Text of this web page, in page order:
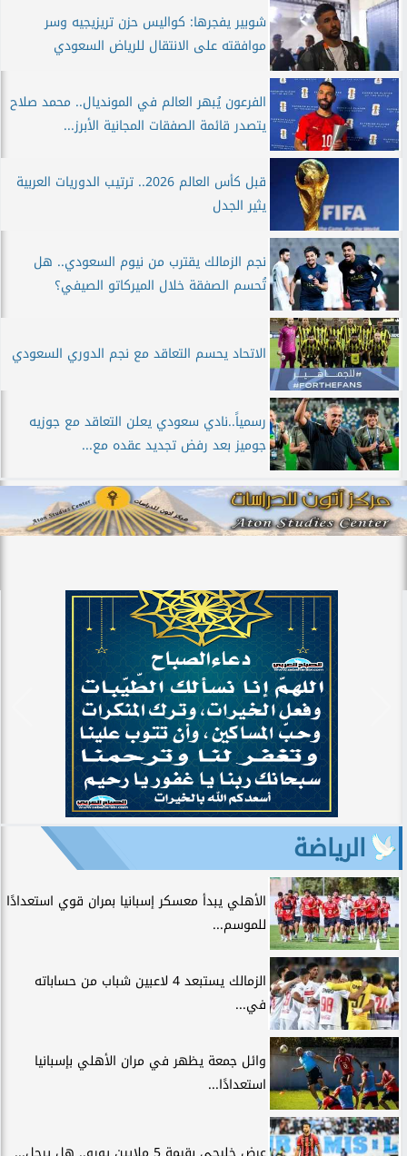
شوبير يفجرها: كواليس حزن تريزيجيه وسر
موافقته على الانتقال للرياض السعودي
الفرعون يُبهر العالم في المونديال.. محمد صلاح
يتصدر قائمة الصفقات المجانية الأبرز...
قبل كأس العالم 2026.. ترتيب الدوريات العربية
يثير الجدل
نجم الزمالك يقترب من نيوم السعودي.. هل
تُحسم الصفقة خلال الميركاتو الصيفي؟
الاتحاد يحسم التعاقد مع نجم الدوري السعودي
رسمياً..نادي سعودي يعلن التعاقد مع جوزيه
جوميز بعد رفض تجديد عقده مع...
الرياضة
الأهلي يبدأ معسكر إسبانيا بمران قوي استعدادًا
للموسم...
الزمالك يستبعد 4 لاعبين شباب من حساباته
في...
وائل جمعة يظهر في مران الأهلي بإسبانيا
استعدادًا...